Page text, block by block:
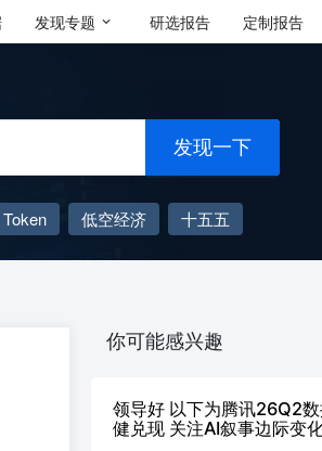
发现专题 研选报告 定制报告
发现一下
Token 低空经济
十五五
你可能感兴趣
领导好 以下为腾讯26Q2
健兑现 关注AI叙事边际变